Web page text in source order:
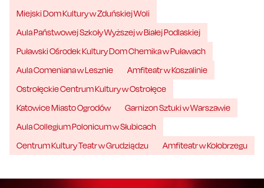
Miejski Dom Kultury w Zduńskiej Woli
Aula Państwowej Szkoły Wyższej w Białej Podlaskiej
Puławski Ośrodek Kultury Dom Chemika w Puławach
Aula Comeniana w Lesznie
Amfiteatr w Koszalinie
Ostrołęckie Centrum Kultury w Ostrołęce
Katowice Miasto Ogrodów
Garnizon Sztuki w Warszawie
Aula Collegium Polonicum w Słubicach
Centrum Kultury Teatr w Grudziądzu
Amfiteatr w Kołobrzegu